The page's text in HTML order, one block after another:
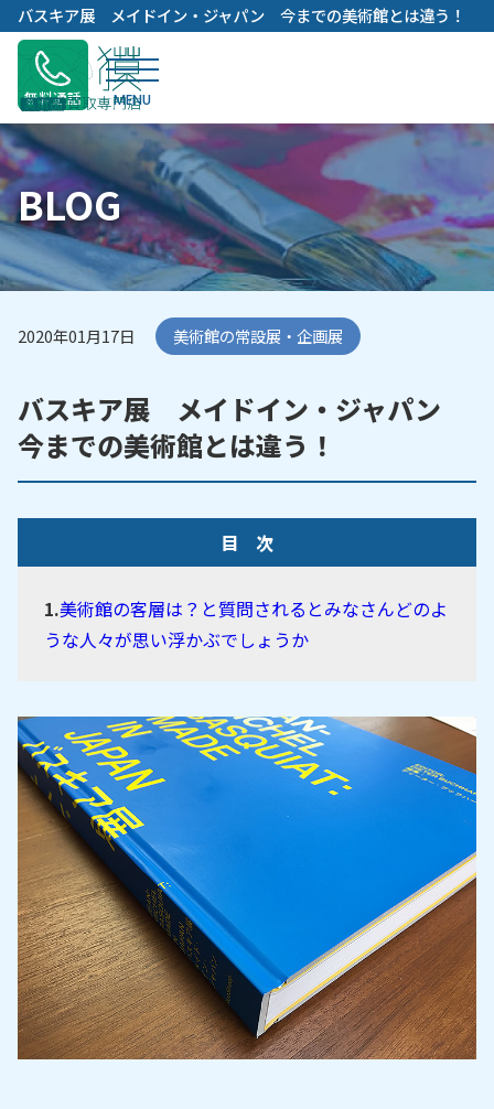
内
容
キ
プ
バスキア展 メイドイン・ジャパン 今までの美術館とは違う！
無料通話
BLOG
2020年01月17日 美術館の常設展・企画展
バスキア展 メイドイン・ジャパン
今までの美術館とは違う！
目 次
美術館の客層は？と質問されるとみなさんどのよ
うな人々が思い浮かぶでしょうか